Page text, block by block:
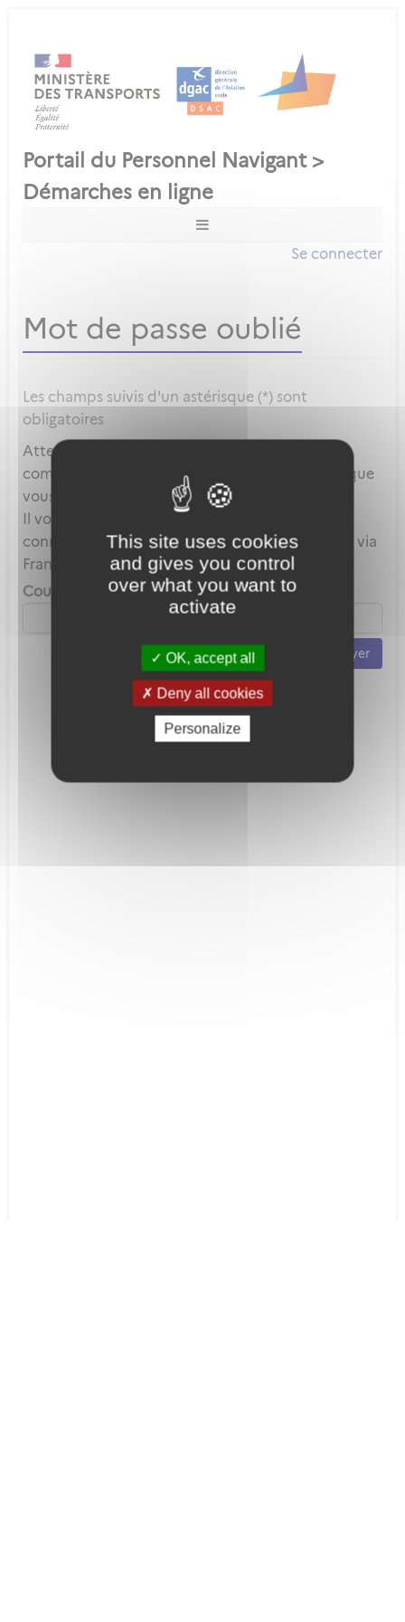
This site uses cookies
and gives you control
over what you want to
activate
OK, accept all
Deny all cookies
Personalize
Se connecter
Mot de passe oublié
Les champs suivis d'un astérisque (*) sont
obligatoires
Attention, ce mot de passe est celui de votre
compte local et en aucun cas celui du compte que
vous utilisez au travers de FranceConnect.
Il vous servira uniquement lorsque vous vous
connecterez avec votre adresse mail plutôt que via
FranceConnect.
Courriel *
Envoyer